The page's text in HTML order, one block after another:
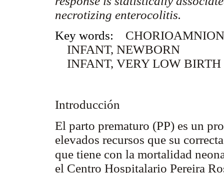
necrotizing enterocolitis.
Key words:
INFANT, NEWBORN
INFANT, VERY LOW BIRTH
Introducción
El parto prematuro (PP) es un
elevados recursos que su
que tiene con la mortalidad
el Centro Hospitalario Pereira